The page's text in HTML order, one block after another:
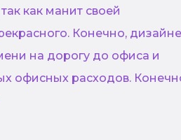
как манит своей
Конечно,
на дорогу до офиса и
офисных расходов.